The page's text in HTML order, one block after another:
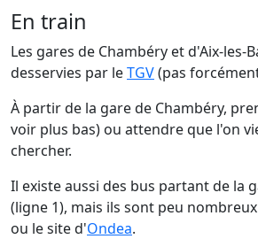
En train
Les gares de Chambéry et d'Aix-les-
desservies par leTGV(pas
À partir de la gare de Chambéry,
voir plus bas) ou attendre que l'on
chercher.
Il existe aussi des bus partant de la
(ligne 1), mais ils sont peu
ou le site d'Ondea.